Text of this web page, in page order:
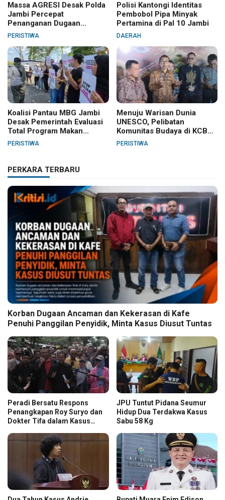
Massa AGRESI Desak Polda
Jambi Percepat
Penanganan Dugaan
Pelanggaran Hak Cipta Buku
PERISTIWA
Polisi Kantongi Identitas
Pembobol Pipa Minyak
Pertamina di Pal 10 Jambi
DAERAH
Koalisi Pantau MBG Jambi
Desak Pemerintah Evaluasi
Total Program Makan
Bergizi Gratis
PERISTIWA
Menuju Warisan Dunia
UNESCO, Pelibatan
Komunitas Budaya di KCBN
Muara Jambi Dinilai Belum
PERISTIWA
PERKARA TERBARU
Korban Dugaan Ancaman dan Kekerasan di Kafe
Penuhi Panggilan Penyidik, Minta Kasus Diusut Tuntas
Peradi Bersatu Respons
Penangkapan Roy Suryo dan
Dokter Tifa dalam Kasus
JPU Tuntut Pidana Seumur
Hidup Dua Terdakwa Kasus
Sabu 58 Kg